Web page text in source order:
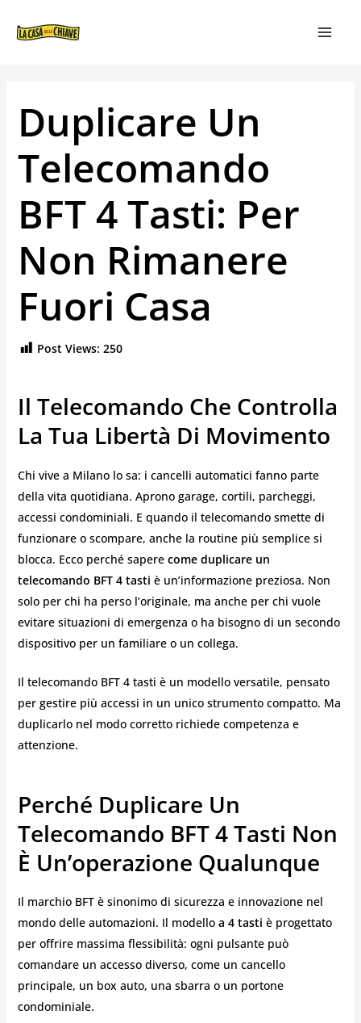
Duplicare Un
Telecomando
BFT 4 Tasti: Per
Non Rimanere
Fuori Casa
Post Views: 250
Il Telecomando Che Controlla
La Tua Libertà Di Movimento
Chi vive a Milano lo sa: i cancelli automatici fanno parte
della vita quotidiana. Aprono garage, cortili, parcheggi,
accessi condominiali. E quando il telecomando smette di
funzionare o scompare, anche la routine più semplice si
blocca. Ecco perché sapere come duplicare un
telecomando BFT 4 tasti è un’informazione preziosa. Non
solo per chi ha perso l’originale, ma anche per chi vuole
evitare situazioni di emergenza o ha bisogno di un secondo
dispositivo per un familiare o un collega.
Il telecomando BFT 4 tasti è un modello versatile, pensato
per gestire più accessi in un unico strumento compatto. Ma
duplicarlo nel modo corretto richiede competenza e
attenzione.
Perché Duplicare Un
Telecomando BFT 4 Tasti Non
È Un’operazione Qualunque
Il marchio BFT è sinonimo di sicurezza e innovazione nel
mondo delle automazioni. Il modello a 4 tasti è progettato
per offrire massima flessibilità: ogni pulsante può
comandare un accesso diverso, come un cancello
principale, un box auto, una sbarra o un portone
condominiale.
ARTICOLI